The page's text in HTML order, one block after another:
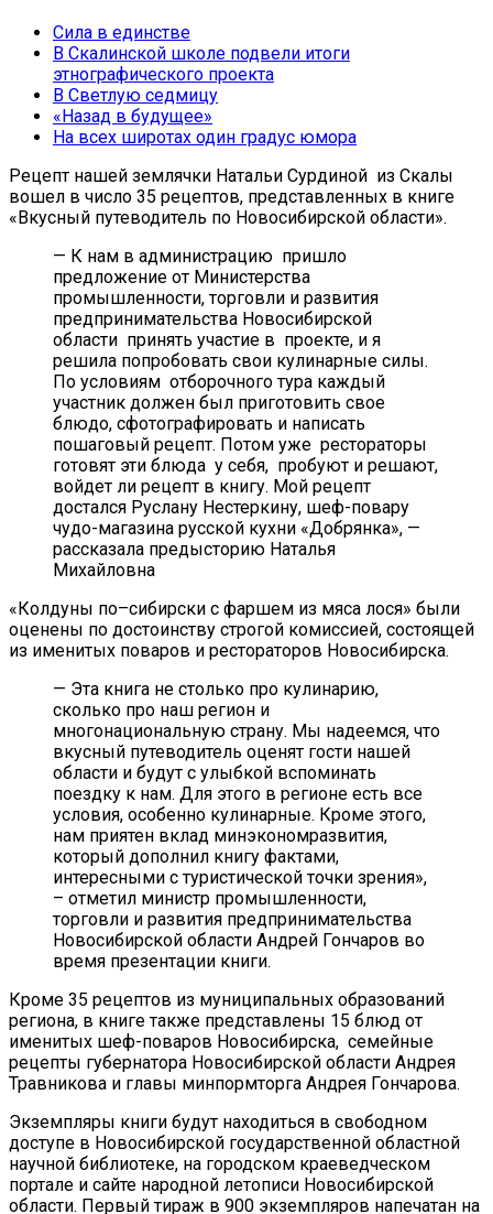
Сила в единстве
В Скалинской школе подвели итоги
этнографического проекта
В Светлую седмицу
«Назад в будущее»
На всех широтах один градус юмора
Рецепт нашей землячки Натальи Сурдиной из Скалы
вошел в число 35 рецептов, представленных в книге
«Вкусный путеводитель по Новосибирской области».
— К нам в администрацию пришло
предложение от Министерства
промышленности, торговли и развития
предпринимательства Новосибирской
области принять участие в проекте, и я
решила попробовать свои кулинарные силы.
По условиям отборочного тура каждый
участник должен был приготовить свое
блюдо, сфотографировать и написать
пошаговый рецепт. Потом уже рестораторы
готовят эти блюда у себя, пробуют и решают,
войдет ли рецепт в книгу. Мой рецепт
достался Руслану Нестеркину, шеф-повару
чудо-магазина русской кухни «Добрянка», —
рассказала предысторию Наталья
Михайловна
«Колдуны по–сибирски с фаршем из мяса лося» были
оценены по достоинству строгой комиссией, состоящей
из именитых поваров и рестораторов Новосибирска.
— Эта книга не столько про кулинарию,
сколько про наш регион и
многонациональную страну. Мы надеемся, что
вкусный путеводитель оценят гости нашей
области и будут с улыбкой вспоминать
поездку к нам. Для этого в регионе есть все
условия, особенно кулинарные. Кроме этого,
нам приятен вклад минэкономразвития,
который дополнил книгу фактами,
интересными с туристической точки зрения»,
– отметил министр промышленности,
торговли и развития предпринимательства
Новосибирской области Андрей Гончаров во
время презентации книги.
Кроме 35 рецептов из муниципальных образований
региона, в книге также представлены 15 блюд от
именитых шеф-поваров Новосибирска, семейные
рецепты губернатора Новосибирской области Андрея
Травникова и главы минпормторга Андрея Гончарова.
Экземпляры книги будут находиться в свободном
доступе в Новосибирской государственной областной
научной библиотеке, на городском краеведческом
портале и сайте народной летописи Новосибирской
области. Первый тираж в 900 экземпляров напечатан на